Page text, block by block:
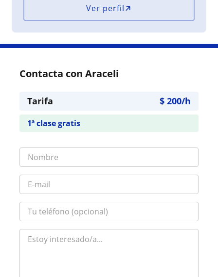
Ver perfil
Contacta con Araceli
Tarifa $ 200/h
1ª clase gratis